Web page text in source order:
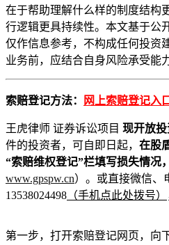
在于帮助理解什么样的制度结构
行逻辑更具持续性。本文基于公
仅作信息参考，不构成任何投资
业务前，应结合自身风险承受能
索赔登记方法： 网上索赔登记入
王虎律师 证券诉讼项目 现开放
件的投资者，可自即日起， 在股
“索赔维权登记”栏填写损失情况
www.gpspw.cn）。或直接微信、
13538024498 （手机点此处拨号）
第一步，打开索赔登记网页，向